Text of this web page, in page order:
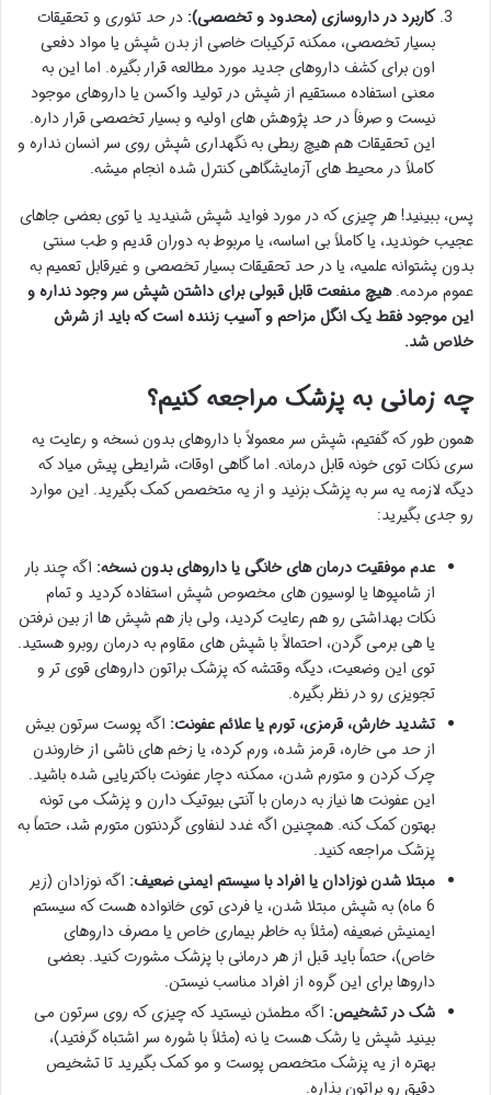
کاربرد در داروسازی (محدود و تخصصی): در حد تئوری و تحقیقات
بسیار تخصصی، ممکنه ترکیبات خاصی از بدن شپش یا مواد دفعی
اون برای کشف داروهای جدید مورد مطالعه قرار بگیره. اما این به
معنی استفاده مستقیم از شپش در تولید واکسن یا داروهای موجود
نیست و صرفاً در حد پژوهش های اولیه و بسیار تخصصی قرار داره.
این تحقیقات هم هیچ ربطی به نگهداری شپش روی سر انسان نداره و
کاملاً در محیط های آزمایشگاهی کنترل شده انجام میشه.
پس، ببینید! هر چیزی که در مورد فواید شپش شنیدید یا توی بعضی جاهای
عجیب خوندید، یا کاملاً بی اساسه، یا مربوط به دوران قدیم و طب سنتی
بدون پشتوانه علمیه، یا در حد تحقیقات بسیار تخصصی و غیرقابل تعمیم به
عموم مردمه.هیچ منفعت قابل قبولی برای داشتن شپش سر وجود نداره و
این موجود فقط یک انگل مزاحم و آسیب زننده است که باید از شرش
خلاص شد.
چه زمانی به پزشک مراجعه کنیم؟
همون طور که گفتیم، شپش سر معمولاً با داروهای بدون نسخه و رعایت یه
سری نکات توی خونه قابل درمانه. اما گاهی اوقات، شرایطی پیش میاد که
دیگه لازمه یه سر به پزشک بزنید و از یه متخصص کمک بگیرید. این موارد
رو جدی بگیرید:
عدم موفقیت درمان های خانگی یا داروهای بدون نسخه: اگه چند بار
از شامپوها یا لوسیون های مخصوص شپش استفاده کردید و تمام
نکات بهداشتی رو هم رعایت کردید، ولی باز هم شپش ها از بین نرفتن
یا هی برمی گردن، احتمالاً با شپش های مقاوم به درمان روبرو هستید.
توی این وضعیت، دیگه وقتشه که پزشک براتون داروهای قوی تر و
تجویزی رو در نظر بگیره.
تشدید خارش، قرمزی، تورم یا علائم عفونت: اگه پوست سرتون بیش
از حد می خاره، قرمز شده، ورم کرده، یا زخم های ناشی از خاروندن
چرک کردن و متورم شدن، ممکنه دچار عفونت باکتریایی شده باشید.
این عفونت ها نیاز به درمان با آنتی بیوتیک دارن و پزشک می تونه
بهتون کمک کنه. همچنین اگه غدد لنفاوی گردنتون متورم شد، حتماً به
پزشک مراجعه کنید.
مبتلا شدن نوزادان یا افراد با سیستم ایمنی ضعیف: اگه نوزادان (زیر
6 ماه) به شپش مبتلا شدن، یا فردی توی خانواده هست که سیستم
ایمنیش ضعیفه (مثلاً به خاطر بیماری خاص یا مصرف داروهای
خاص)، حتماً باید قبل از هر درمانی با پزشک مشورت کنید. بعضی
داروها برای این گروه از افراد مناسب نیستن.
شک در تشخیص: اگه مطمئن نیستید که چیزی که روی سرتون می
بینید شپش یا رشک هست یا نه (مثلاً با شوره سر اشتباه گرفتید)،
بهتره از یه پزشک متخصص پوست و مو کمک بگیرید تا تشخیص
دقیق رو براتون بذاره.